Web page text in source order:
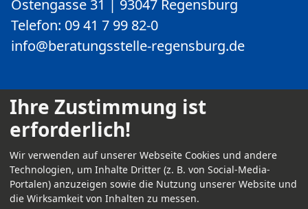
Ostengasse 31 | 93047 Regensburg
Telefon: 09 41 7 99 82-0
info@beratungsstelle-regensburg.de
Kontakt
Impressum
Datenschutz
Ihre Zustimmung ist
erforderlich!
Wir verwenden auf unserer Webseite Cookies und andere
Technologien, um Inhalte Dritter (z. B. von Social-Media-
Portalen) anzuzeigen sowie die Nutzung unserer Website und
die Wirksamkeit von Inhalten zu messen.